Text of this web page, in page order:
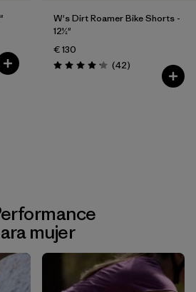
W's Dirt Roamer Bike Shorts -
12½"
€ 130
Puntuación: 4.2 / 5
(42Reseñas
)
mujer